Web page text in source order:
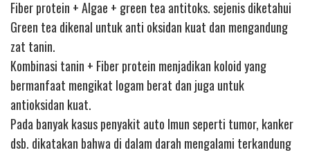
Fiber protein + Algae + green tea antitoks. sejenis diketahui
Green tea dikenal untuk anti oksidan kuat dan mengandung
zat tanin.
Kombinasi tanin + Fiber protein menjadikan koloid yang
bermanfaat mengikat logam berat dan juga untuk
antioksidan kuat.
Pada banyak kasus penyakit auto Imun seperti tumor, kanker
dsb. dikatakan bahwa di dalam darah mengalami terkandung